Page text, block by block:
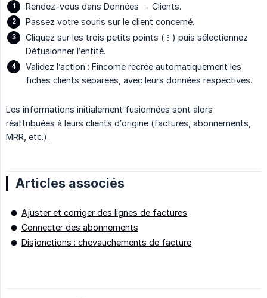
Rendez-vous dans Données → Clients.
Passez votre souris sur le client concerné.
Cliquez sur les trois petits points (⋮) puis sélectionnez
Défusionner l’entité.
Validez l’action : Fincome recrée automatiquement les
fiches clients séparées, avec leurs données respectives.
Les informations initialement fusionnées sont alors
réattribuées à leurs clients d’origine (factures, abonnements,
MRR, etc.).
Articles associés
Ajuster et corriger des lignes de factures
Connecter des abonnements
Disjonctions : chevauchements de facture